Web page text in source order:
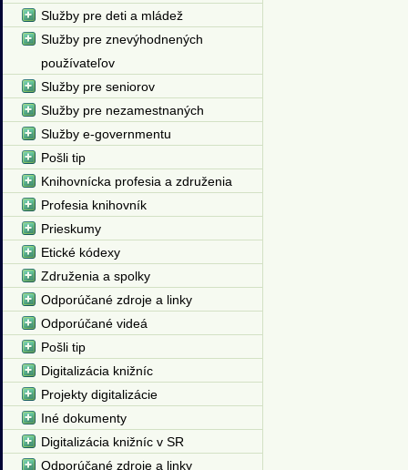
Služby pre deti a mládež
Služby pre znevýhodnených
používateľov
Služby pre seniorov
Služby pre nezamestnaných
Služby e-governmentu
Pošli tip
Knihovnícka profesia a združenia
Profesia knihovník
Prieskumy
Etické kódexy
Združenia a spolky
Odporúčané zdroje a linky
Odporúčané videá
Pošli tip
Digitalizácia knižníc
Projekty digitalizácie
Iné dokumenty
Digitalizácia knižníc v SR
Odporúčané zdroje a linky